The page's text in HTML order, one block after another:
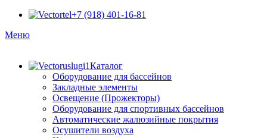
+7 (918) 401-16-81
Меню
Каталог
Оборудование для бассейнов
Закладные элементы
Освещение (Прожекторы)
Оборудование для спортивных бассейнов
Автоматические жалюзийные покрытия
Осушители воздуха